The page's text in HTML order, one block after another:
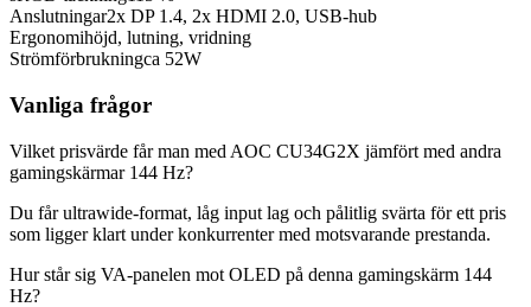
Anslutningar2x DP 1.4, 2x HDMI 2.0, USB-hub
Ergonomihöjd, lutning, vridning
Strömförbrukningca 52W
Vanliga frågor
Vilket prisvärde får man med AOC CU34G2X jämfört med andra
gamingskärmar 144 Hz?
Du får ultrawide-format, låg input lag och pålitlig svärta för ett pris
som ligger klart under konkurrenter med motsvarande prestanda.
Hur står sig VA-panelen mot OLED på denna gamingskärm 144
Hz?